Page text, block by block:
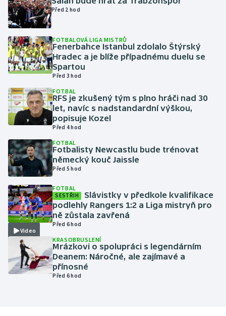
Gymnastika
Házená
Jezdectví
Judo
Krasobruslení
Lezení
Lyže a snowboard
Moderní pětiboj
Motorsport
Olympijské hry
Parasport
Před 2 hod
FOTBALOVÁ LIGA MISTRŮ
Fenerbahce Istanbul zdolalo Štýrský
Hradec a je blíže případnému duelu se
Spartou
Před 3 hod
FOTBAL
RFS je zkušený tým s plno hráči nad 30
let, navíc s nadstandardní výškou,
popisuje Kozel
Před 4 hod
FOTBAL
Fotbalisty Newcastlu bude trénovat
německý kouč Jaissle
Před 5 hod
Video
FOTBAL
SESTŘIH
Slávistky v předkole kvalifikace
podlehly Rangers 1:2 a Liga mistryň pro
ně zůstala zavřená
Před 6 hod
KRASOBRUSLENÍ
Mrázkovi o spolupráci s legendárním
Deanem: Náročné, ale zajímavé a
přínosné
Před 6 hod